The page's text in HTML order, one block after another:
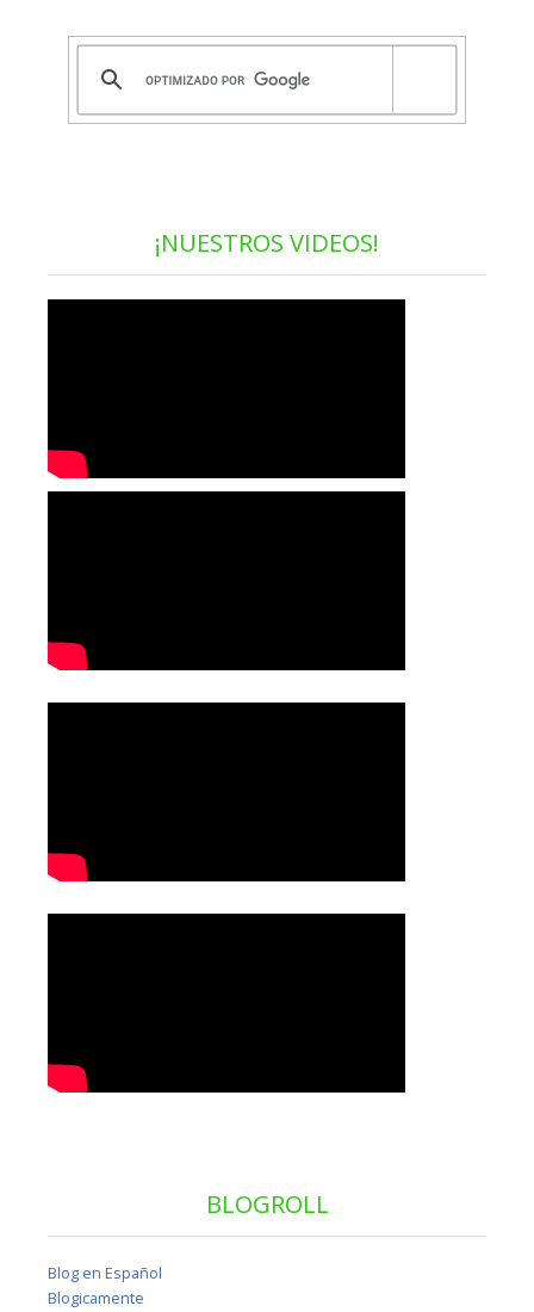
¡NUESTROS VIDEOS!
BLOGROLL
Blog en Español
Blogicamente